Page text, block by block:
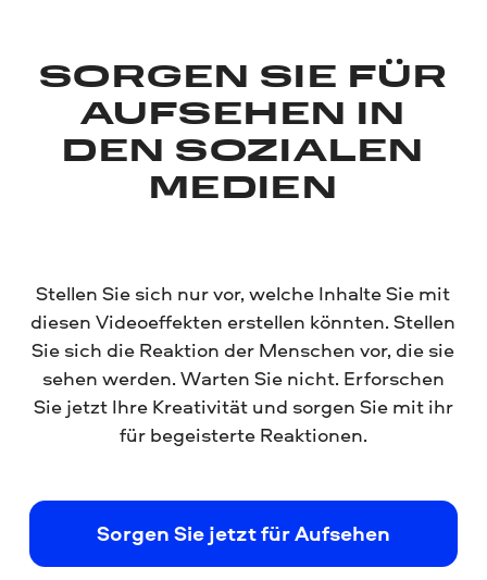
SORGEN SIE FÜR
AUFSEHEN IN
DEN SOZIALEN
MEDIEN
Stellen Sie sich nur vor, welche Inhalte Sie mit
diesen Videoeffekten erstellen könnten. Stellen
Sie sich die Reaktion der Menschen vor, die sie
sehen werden. Warten Sie nicht. Erforschen
Sie jetzt Ihre Kreativität und sorgen Sie mit ihr
für begeisterte Reaktionen.
Sorgen Sie jetzt für Aufsehen